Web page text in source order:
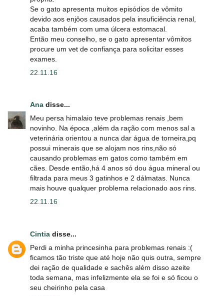
Se o gato apresenta muitos episódios de vômito
devido aos enjôos causados pela insuficiência renal,
acaba também com uma úlcera estomacal.
Então meu conselho, se o gato apresentar vômitos
procure um vet de confiança para solicitar esses
exames.
22.11.16
Ana disse...
Meu persa himalaio teve problemas renais ,bem
novinho. Na época ,além da ração com menos sal a
veterinária orientou a nunca dar água de torneira,pq
possui minerais que se alojam nos rins,não só
causando problemas em gatos como também em
cães. Desde então,há 4 anos só dou água mineral ou
filtrada para meus 3 gatinhos e 2 dálmatas. Nunca
mais houve qualquer problema relacionado aos rins.
22.11.16
Cintia disse...
Perdi a minha princesinha para problemas renais :(
ficamos tão triste que até hoje não quis outra, sempre
dei ração de qualidade e sachês além disso azeite
toda semana, mas infelizmente ela se foi e só ficou o
seu cheirinho pela casa